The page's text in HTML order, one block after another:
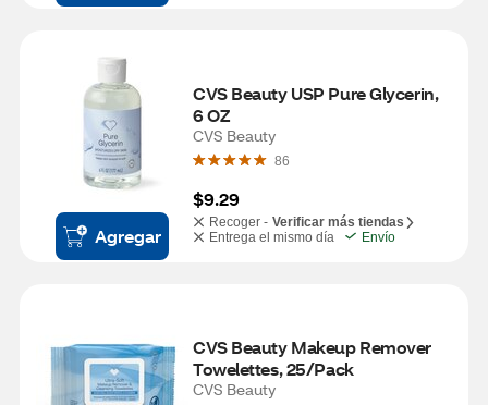
Agregar
CVS Beauty USP Pure Glycerin,
6 OZ
CVS Beauty
86
$9.29
Recoger - Verificar más tiendas
Entrega el mismo día
Envío
CVS Beauty Makeup Remover
Towelettes, 25/Pack
CVS Beauty